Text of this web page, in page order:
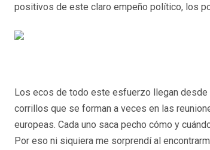
positivos de este claro empeño político, los
Los ecos de todo este esfuerzo llegan desde
corrillos que se forman a veces en las
europeas. Cada uno saca pecho cómo y
Por eso ni siquiera me sorprendí al